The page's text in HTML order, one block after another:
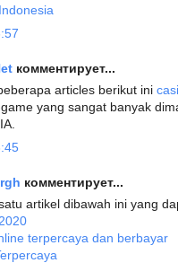
комментирует...
articles berikut ini
yang sangat banyak
комментирует...
artikel dibawah ini yang
terpercaya dan berbayar